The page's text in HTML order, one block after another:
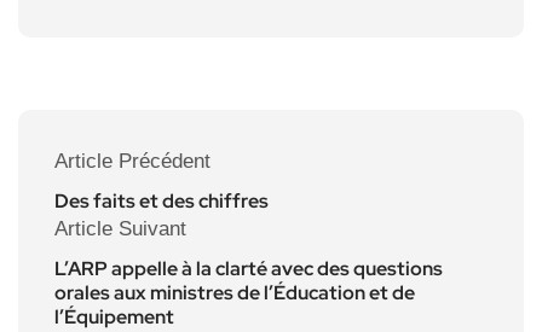
Article Précédent
Des faits et des chiffres
Article Suivant
L’ARP appelle à la clarté avec des questions
orales aux ministres de l’Éducation et de
l’Équipement